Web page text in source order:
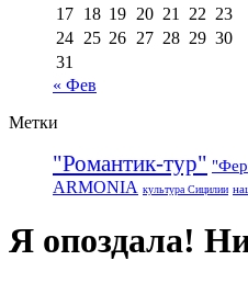
17 18 19 20 21 22 23
24 25 26 27 28 29 30
31
« Фев
Метки
"Романтик-тур"
ARMONIA культура Сицилии
Я опоздала!